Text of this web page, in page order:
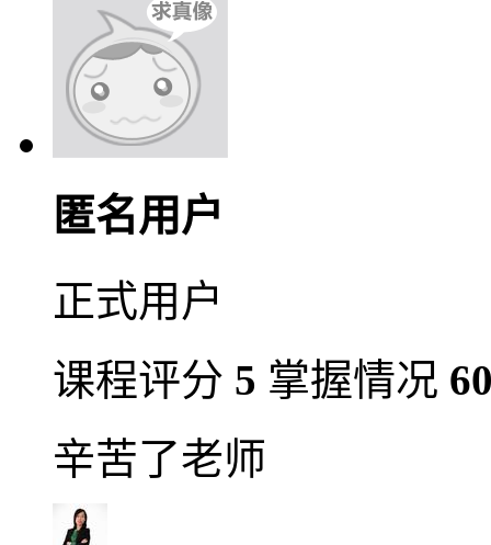
匿名用户
正式用户
课程评分 5 掌握情况
辛苦了老师